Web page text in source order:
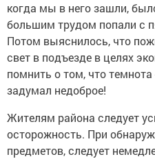
когда мы в него зашли,
большим трудом попали с
Потом выяснилось, что
свет в подъезде в целях
помнить о том, что темнота
задумал недоброе!
Жителям района следует
осторожность. При
предметов, следует